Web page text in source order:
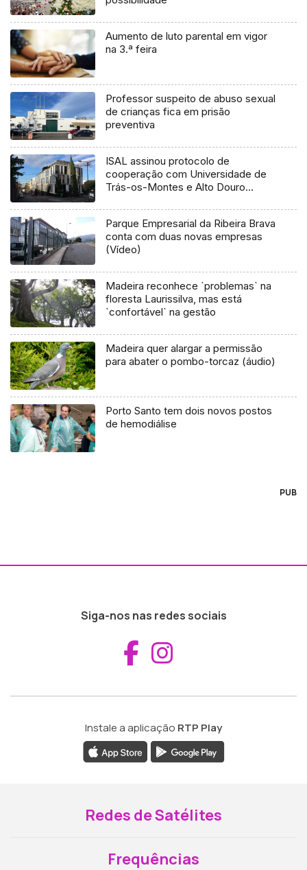
Aumento de luto parental em vigor
na 3.ª feira
Professor suspeito de abuso sexual
de crianças fica em prisão
preventiva
ISAL assinou protocolo de
cooperação com Universidade de
Trás-os-Montes e Alto Douro
Parque Empresarial da Ribeira Brava
conta com duas novas empresas
(Vídeo)
Madeira reconhece `problemas` na
floresta Laurissilva, mas está
`confortável` na gestão
Madeira quer alargar a permissão
para abater o pombo-torcaz (áudio)
Porto Santo tem dois novos postos
de hemodiálise
PUB
Siga-nos nas redes sociais
Aceder ao
Instale a aplicação RTP Play
Redes de Satélites
Frequências